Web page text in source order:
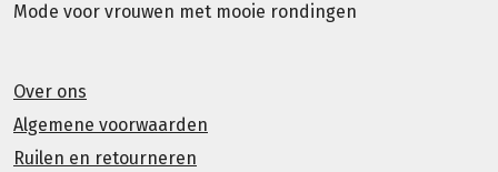
Mode voor vrouwen met mooie rondingen
Over ons
Algemene voorwaarden
Ruilen en retourneren